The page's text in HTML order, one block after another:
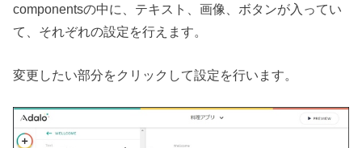
componentsの中に、テキスト、画像、ボタンが入ってい
て、それぞれの設定を行えます。
変更したい部分をクリックして設定を行います。